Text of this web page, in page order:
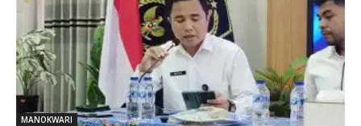
MANOKWARI